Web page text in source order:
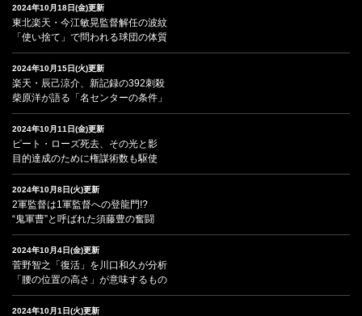
2024年10月18日(金)更新
東北楽天・今江敏晃監督解任の波紋
「使い捨て」で問われる球団の体質
2024年10月15日(火)更新
楽天・辰己涼介、新記録の392刺殺
柴原洋が語る「名センターの条件」
2024年10月11日(金)更新
ピート・ローズ死去、その光と影
目的達成のために権謀術数も駆使
2024年10月8日(火)更新
2軍監督は1軍監督への登龍門!?
“鬼軍曹”と呼ばれた須藤豊の奮闘
2024年10月4日(金)更新
菅野智之「復活」を川口和久が分析
「腰の位置の高さ」が意味するもの
2024年10月1日(火)更新